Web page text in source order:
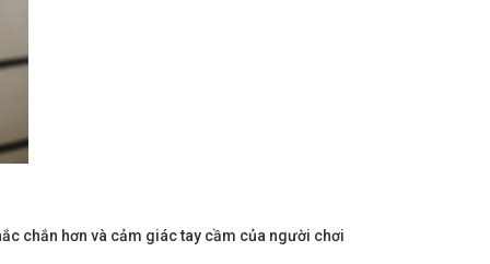
chắn hơn và cảm giác tay cầm của người chơi